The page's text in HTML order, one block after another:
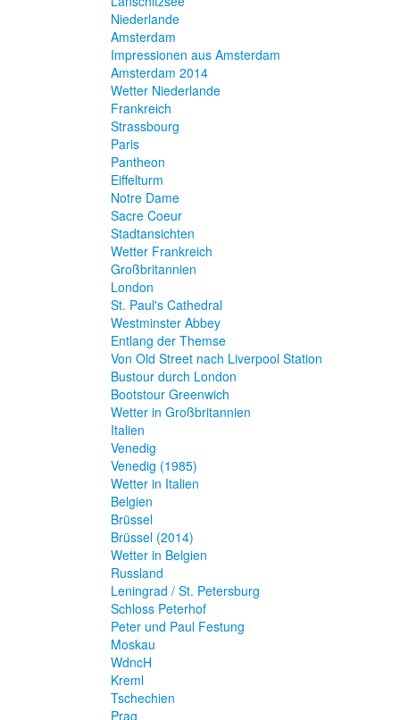
Niederlande
Amsterdam
Impressionen aus Amsterdam
Amsterdam 2014
Wetter Niederlande
Frankreich
Strassbourg
Paris
Pantheon
Eiffelturm
Notre Dame
Sacre Coeur
Stadtansichten
Wetter Frankreich
Großbritannien
London
St. Paul's Cathedral
Westminster Abbey
Entlang der Themse
Von Old Street nach Liverpool Station
Bustour durch London
Bootstour Greenwich
Wetter in Großbritannien
Italien
Venedig
Venedig (1985)
Wetter in Italien
Belgien
Brüssel
Brüssel (2014)
Wetter in Belgien
Russland
Leningrad / St. Petersburg
Schloss Peterhof
Peter und Paul Festung
Moskau
WdncH
Kreml
Tschechien
Prag